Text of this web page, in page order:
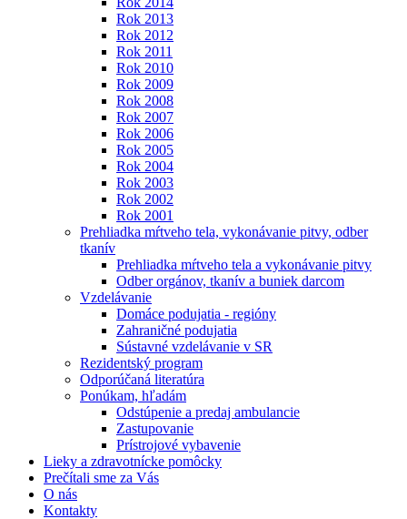
Rok 2013
Rok 2012
Rok 2011
Rok 2010
Rok 2009
Rok 2008
Rok 2007
Rok 2006
Rok 2005
Rok 2004
Rok 2003
Rok 2002
Rok 2001
Prehliadka mŕtveho tela, vykonávanie pitvy, odber
tkanív
Prehliadka mŕtveho tela a vykonávanie pitvy
Odber orgánov, tkanív a buniek darcom
Vzdelávanie
Domáce podujatia - regióny
Zahraničné podujatia
Sústavné vzdelávanie v SR
Rezidentský program
Odporúčaná literatúra
Ponúkam, hľadám
Odstúpenie a predaj ambulancie
Zastupovanie
Prístrojové vybavenie
Lieky a zdravotnícke pomôcky
Prečítali sme za Vás
O nás
Kontakty